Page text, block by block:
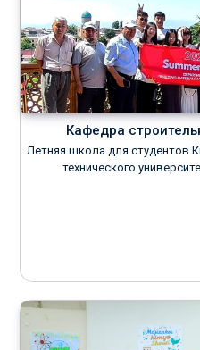
Кафедра
Летняя школа для студентов
технического